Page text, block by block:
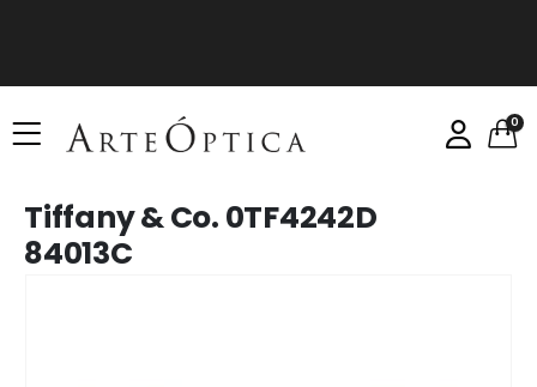
0
Tiffany & Co. 0TF4242D
84013C